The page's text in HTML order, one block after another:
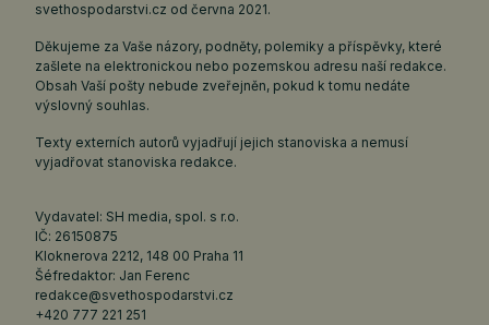
svethospodarstvi.cz od června 2021.
Děkujeme za Vaše názory, podněty, polemiky a příspěvky, které
zašlete na elektronickou nebo pozemskou adresu naší redakce.
Obsah Vaší pošty nebude zveřejněn, pokud k tomu nedáte
výslovný souhlas.
Texty externích autorů vyjadřují jejich stanoviska a nemusí
vyjadřovat stanoviska redakce.
Vydavatel: SH media, spol. s r.o.
IČ: 26150875
Kloknerova 2212, 148 00 Praha 11
Šéfredaktor: Jan Ferenc
redakce@svethospodarstvi.cz
+420 777 221 251